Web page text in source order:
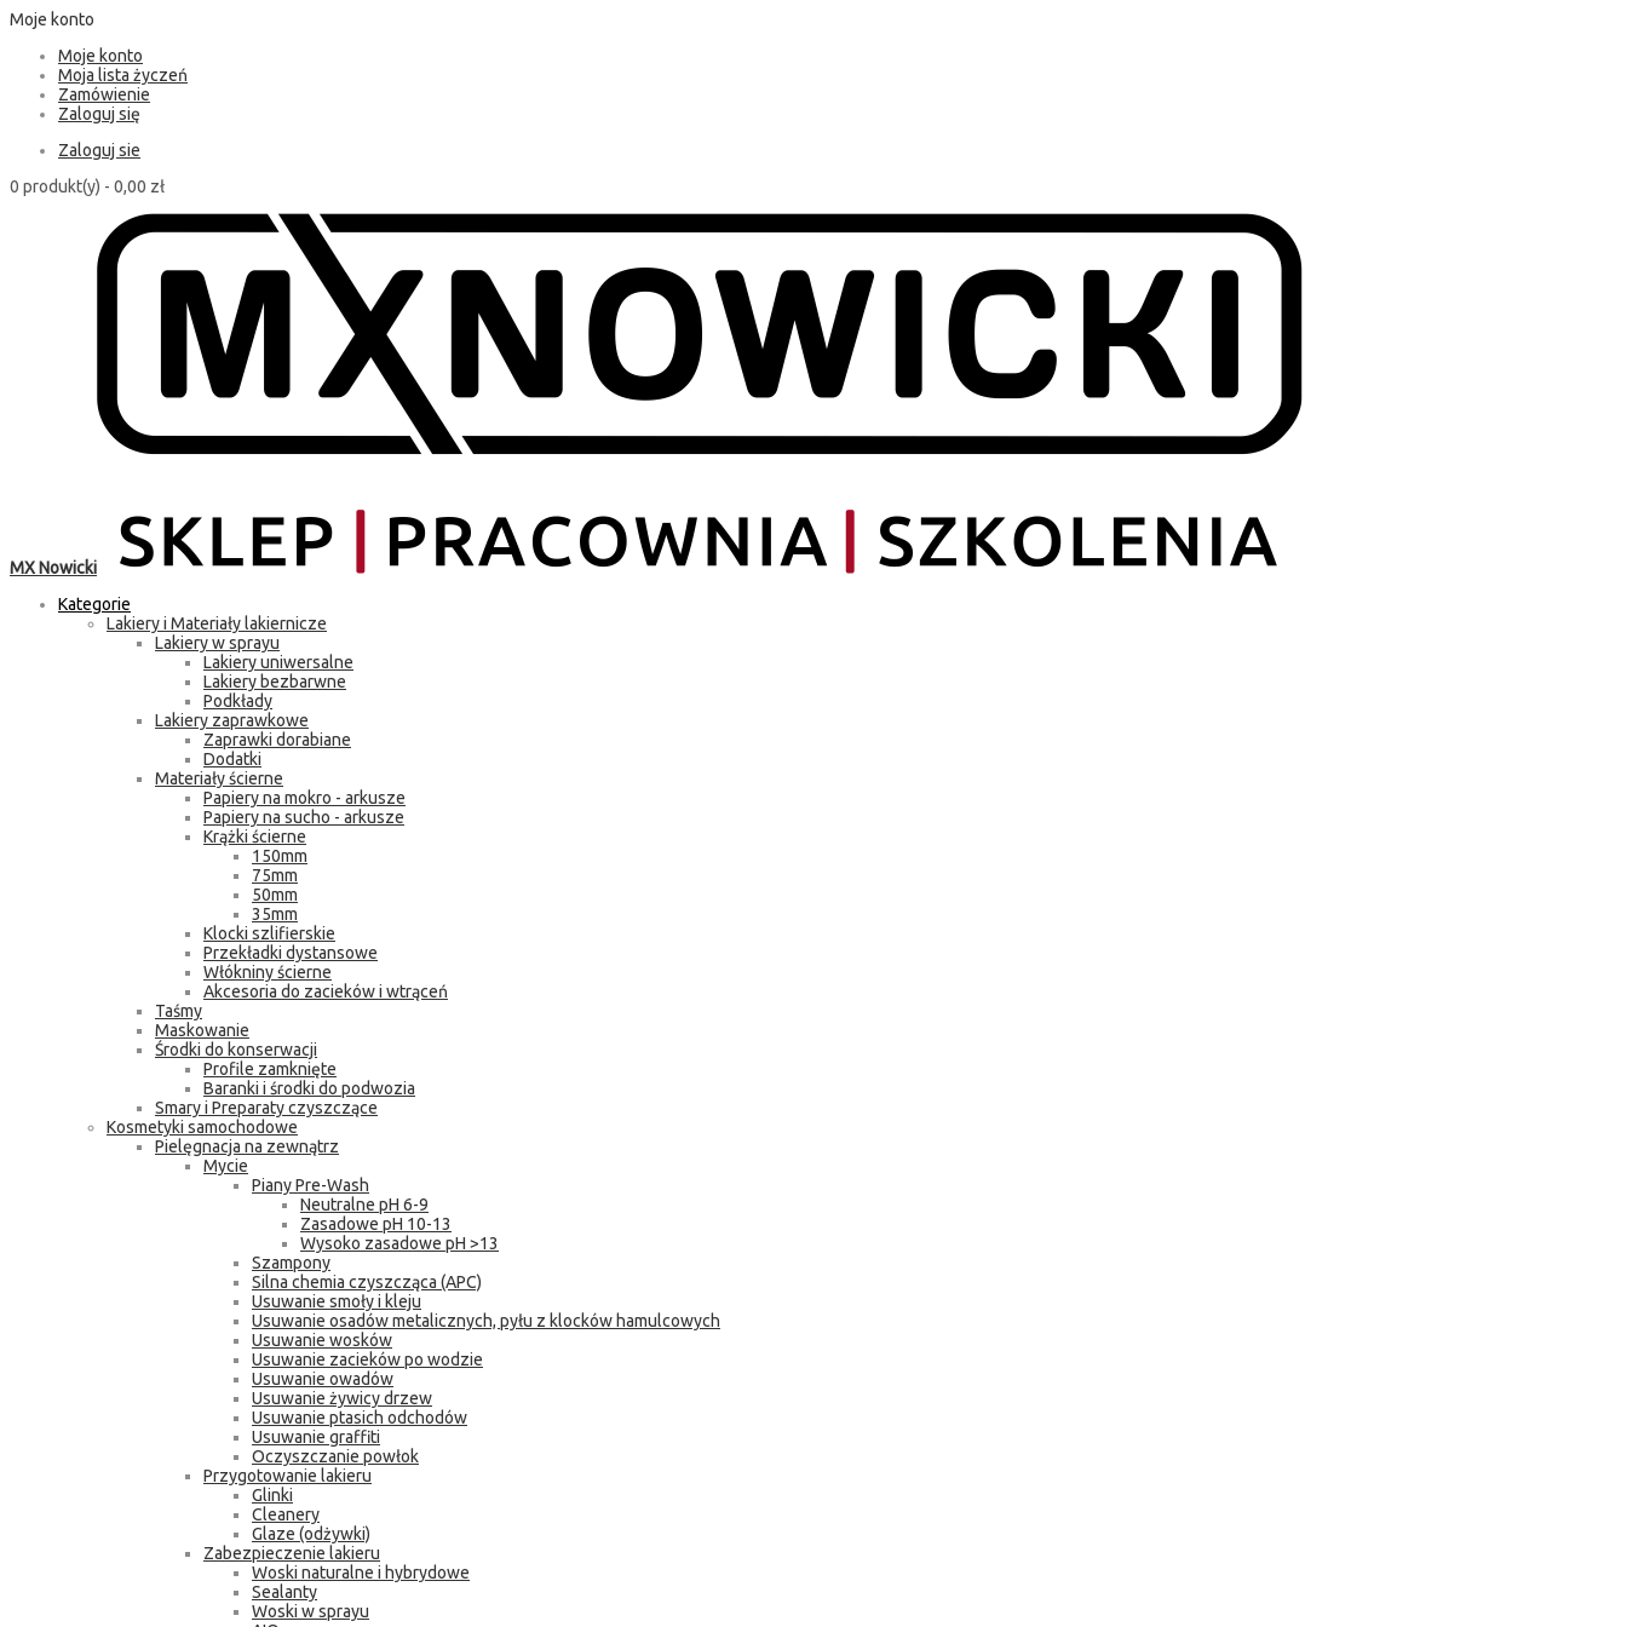
Moje konto
Moje konto
Moja lista życzeń
Zamówienie
Zaloguj się
Zaloguj sie
0 produkt(y) - 0,00 zł
MX Nowicki
Kategorie
Lakiery i Materiały lakiernicze
Lakiery w sprayu
Lakiery uniwersalne
Lakiery bezbarwne
Podkłady
Lakiery zaprawkowe
Zaprawki dorabiane
Dodatki
Materiały ścierne
Papiery na mokro - arkusze
Papiery na sucho - arkusze
Krążki ścierne
150mm
75mm
50mm
35mm
Klocki szlifierskie
Przekładki dystansowe
Włókniny ścierne
Akcesoria do zacieków i wtrąceń
Taśmy
Maskowanie
Środki do konserwacji
Profile zamknięte
Baranki i środki do podwozia
Smary i Preparaty czyszczące
Kosmetyki samochodowe
Pielęgnacja na zewnątrz
Mycie
Piany Pre-Wash
Neutralne pH 6-9
Zasadowe pH 10-13
Wysoko zasadowe pH >13
Szampony
Silna chemia czyszcząca (APC)
Usuwanie smoły i kleju
Usuwanie osadów metalicznych, pyłu z klocków hamulcowych
Usuwanie wosków
Usuwanie zacieków po wodzie
Usuwanie owadów
Usuwanie żywicy drzew
Usuwanie ptasich odchodów
Usuwanie graffiti
Oczyszczanie powłok
Przygotowanie lakieru
Glinki
Cleanery
Glaze (odżywki)
Zabezpieczenie lakieru
Woski naturalne i hybrydowe
Sealanty
Woski w sprayu